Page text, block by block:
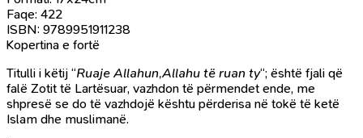
Faqe: 422
ISBN: 9789951911238
Kopertina e fortë
Titulli i këtij “Ruaje Allahun,Allahu të ruan ty“; është fjali që
falë Zotit të Lartësuar, vazhdon të përmendet ende, me
shpresë se do të vazhdojë kështu përderisa në tokë të ketë
Islam dhe muslimanë.